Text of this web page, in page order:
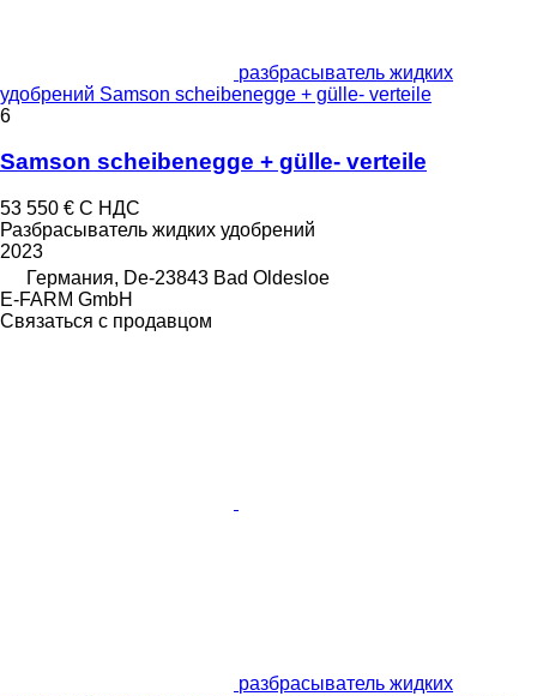
разбрасыватель жидких
удобрений Samson scheibenegge + gülle- verteile
6
Samson scheibenegge + gülle- verteile
53 550 € С НДС
Разбрасыватель жидких удобрений
2023
Германия, De-23843 Bad Oldesloe
E-FARM GmbH
Связаться с продавцом
разбрасыватель жидких